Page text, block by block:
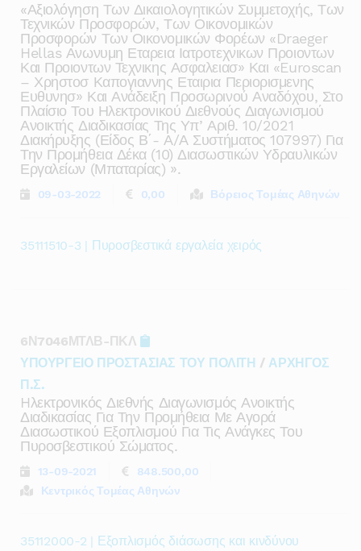
«αξιολόγηση Των Δικαιολογητικών Συμμετοχής, Των
Τεχνικών Προσφορών, Των Οικονομικών
Προσφορών Των Οικονομικών Φορέων «draeger
Hellas Ανωνυμη Εταρεια Ιατροτεχνικων Προιοντων
Και Προιοντων Τεχνικης Ασφαλειασ» Και «euroscan
– Χρηστοσ Καπογιαννης Εταιρια Περιορισμενης
Ευθυνησ» Και Ανάδειξη Προσωρινού Αναδόχου, Στο
Πλαίσιο Του Ηλεκτρονικού Διεθνούς Διαγωνισμού
Ανοικτής Διαδικασίας Της Υπ’ Αριθ. 10/2021
Διακήρυξης (είδος Β΄- Α/α Συστήματος 107997) Για
Την Προμήθεια Δέκα (10) Διασωστικών Υδραυλικών
Εργαλείων (μπαταρίας) ».
09-03-2022 0,00 Βόρειος Τομέας Αθηνών
35111510-3 | Πυροσβεστικά εργαλεία χειρός
6Ν7046ΜΤΛΒ-ΠΚΛ
ΥΠΟΥΡΓΕΙΟ ΠΡΟΣΤΑΣΙΑΣ ΤΟΥ ΠΟΛΙΤΗ / ΑΡΧΗΓΟΣ
Π.Σ.
Hλεκτρονικός Διεθνής Διαγωνισμός Ανοικτής
Διαδικασίας Για Την Προμήθεια Με Αγορά
Διασωστικού Εξοπλισμού Για Τις Ανάγκες Του
Πυροσβεστικού Σώματος.
13-09-2021
848.500,00
Κεντρικός Τομέας Αθηνών
35112000-2 | Εξοπλισμός διάσωσης και κινδύνου